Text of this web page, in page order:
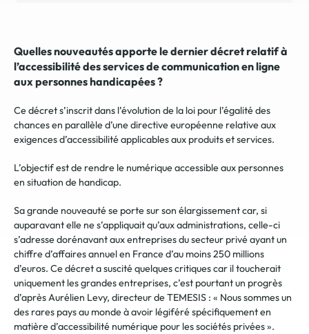
Quelles nouveautés apporte le dernier décret relatif à
l’accessibilité des services de communication en ligne
aux personnes handicapées ?
Ce décret s’inscrit dans l’évolution de la loi pour l’égalité des
chances en parallèle d’une directive européenne relative aux
exigences d’accessibilité applicables aux produits et services.
L’objectif est de rendre le numérique accessible aux personnes
en situation de handicap.
Sa grande nouveauté se porte sur son élargissement car, si
auparavant elle ne s’appliquait qu’aux administrations, celle-ci
s’adresse dorénavant aux entreprises du secteur privé ayant un
chiffre d’affaires annuel en France d’au moins 250 millions
d’euros. Ce décret a suscité quelques critiques car il toucherait
uniquement les grandes entreprises, c’est pourtant un progrès
d’après Aurélien Levy, directeur de TEMESIS : « Nous sommes un
des rares pays au monde à avoir légiféré spécifiquement en
matière d’accessibilité numérique pour les sociétés privées ».